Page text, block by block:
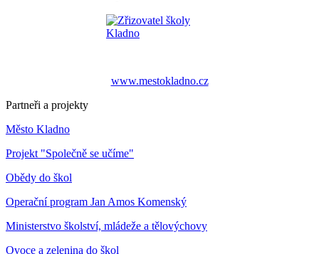
www.mestokladno.cz
Partneři a projekty
Město Kladno
Projekt "Společně se učíme"
Obědy do škol
Operační program Jan Amos Komenský
Ministerstvo školství, mládeže a tělovýchovy
Ovoce a zelenina do škol